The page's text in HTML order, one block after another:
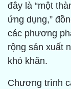
đây là “một
ứng dụng,”
các phương
rộng sản xuất
khó khăn.
Chương trình